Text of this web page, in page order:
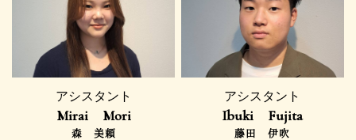
アシスタント
Mirai Mori
森 美頼
アシスタント
Ibuki Fujita
藤田 伊吹